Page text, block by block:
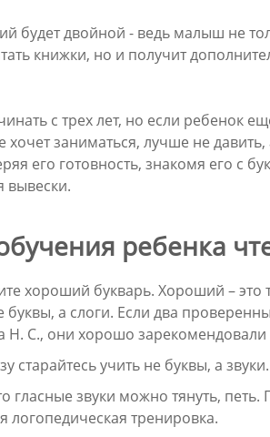
будет двойной - ведь малыш не
книжки, но и получит
с трех лет, но если ребенок
хочет заниматься, лучше не
его готовность, знакомя его с
вывески.
ребенка
хороший букварь. Хороший – это
буквы, а слоги. Если два
Н. С., они хорошо зарекомендовали
старайтесь учить не буквы, а звуки.
гласные звуки можно тянуть, петь.
логопедическая тренировка.